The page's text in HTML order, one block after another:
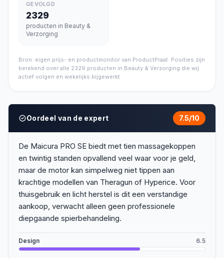
GEVOLGD
2329
producten in Beauty &
Verzorging
Bron: eigen prijs- en productmonitor van ProductPraat. Posities zijn
berekend over alle 2329 producten in Beauty & Verzorging die wij
actief volgen en wekelijks bijgewerkt.
Oordeel van de expert 7.5/10
De Maicura PRO SE biedt met tien massagekoppen
en twintig standen opvallend veel waar voor je geld,
maar de motor kan simpelweg niet tippen aan
krachtige modellen van Theragun of Hyperice. Voor
thuisgebruik en licht herstel is dit een verstandige
aankoop, verwacht alleen geen professionele
diepgaande spierbehandeling.
Design 6.5